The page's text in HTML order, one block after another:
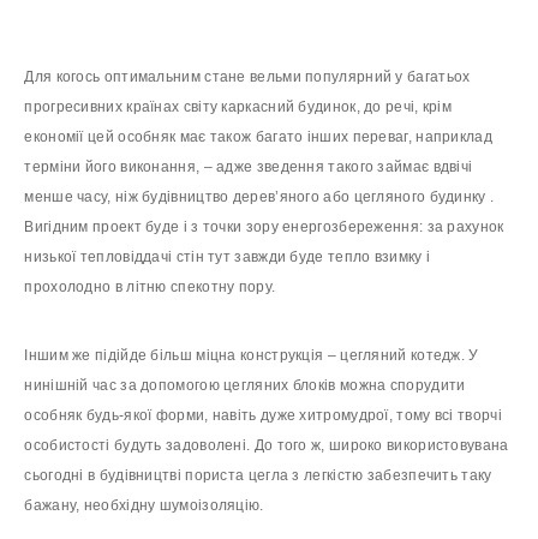
Для когось оптимальним стане вельми популярний у багатьох
прогресивних країнах світу каркасний будинок, до речі, крім
економії цей особняк має також багато інших переваг, наприклад
терміни його виконання, – адже зведення такого займає вдвічі
менше часу, ніж будівництво дерев’яного або цегляного будинку .
Вигідним проект буде і з точки зору енергозбереження: за рахунок
низької тепловіддачі стін тут завжди буде тепло взимку і
прохолодно в літню спекотну пору.
Іншим же підійде більш міцна конструкція – цегляний котедж. У
нинішній час за допомогою цегляних блоків можна спорудити
особняк будь-якої форми, навіть дуже хитромудрої, тому всі творчі
особистості будуть задоволені. До того ж, широко використовувана
сьогодні в будівництві пориста цегла з легкістю забезпечить таку
бажану, необхідну шумоізоляцію.